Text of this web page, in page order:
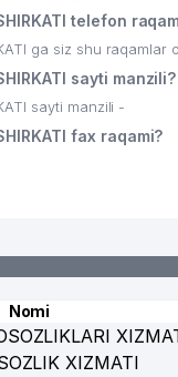
telefon
ga siz shu
sayti manzili?
sayti manzili -
fax raqami?
Nomi
XIZMATI